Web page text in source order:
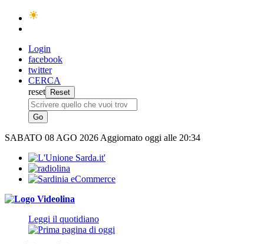
Login
facebook
twitter
CERCA
reset
SABATO 08 AGO 2026 Aggiornato oggi alle 20:34
Leggi il quotidiano